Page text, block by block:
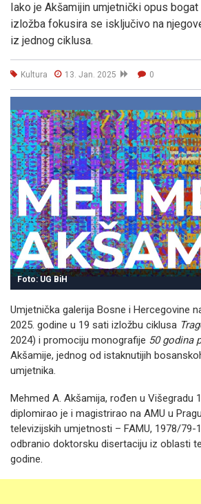
Iako je Akšamijin umjetnički opus
izložba fokusira se isključivo na
iz jednog ciklusa.
Kultura 13. Jan. 2025 0
Foto: UG BiH
Umjetnička galerija Bosne i Hercegovine
2025. godine u 19 sati izložbu ciklusa
2024) i promociju monografije 50 godina
Akšamije, jednog od istaknutijih
umjetnika.
Mehmed A. Akšamija, rođen u Višegradu
diplomirao je i magistrirao na AMU u
televizijskih umjetnosti – FAMU, 1978/79-
odbranio doktorsku disertaciju iz oblasti
godine.